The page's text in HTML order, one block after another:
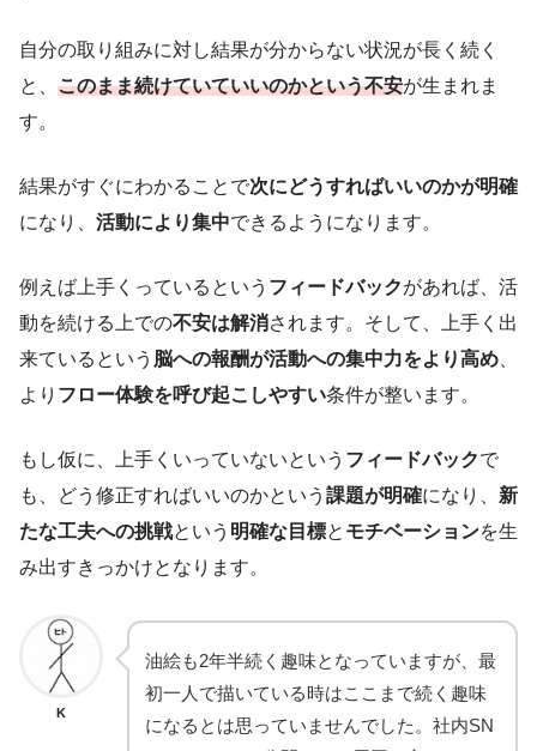
自分の取り組みに対し結果が分からない状況が長く続く
と、 このまま続けていていいのかという不安が生まれま
す。
結果がすぐにわかることで次にどうすればいいのかが明確
になり、 活動により集中できるようになります。
例えば上手くっているという フィードバックがあれば、活
動を続ける上での不安は解消されます。そして、上手く出
来ているという 脳への報酬が活動への集中力をより高め
より フロー体験を呼び起こしやすい条件が整います。
もし仮に、上手くいっていないという フィードバックで
も、どう修正すればいいのかという 課題が明確になり、 新
たな工夫への挑戦という 明確な目標と モチベーションを生
み出すきっかけとなります。
K
油絵も2年半続く趣味となっていますが、最
初一人で描いている時はここまで続く趣味
になるとは思っていませんでした。社内SN